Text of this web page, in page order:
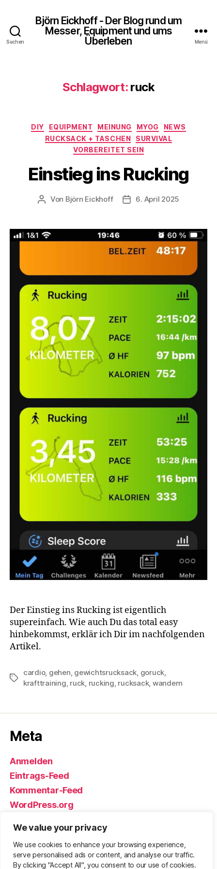
We value your privacy
We use cookies to enhance your browsing experience,
serve personalised ads or content, and analyse our traffic.
By clicking "Accept All", you consent to our use of cookies.
Suchen
Björn Eickhoff - Der Blog rund um
Messer, Equipment und ums
Überleben
Menü
Schlagwort: ruck
Kategorien
DIY EQUIPMENT MEINUNG MYOG
NEWS
RUCKSACK + TASCHEN
SURVIVAL
VORBEREITET SEIN
Einstieg ins Rucking
Beitragsautor
Von Björn Eickhoff Veröffentlichungsdatum
6. April 2025
Der Einstieg ins Rucking ist eigentlich
supereinfach. Wie auch Du das total easy
hinbekommst, erklär ich Dir im nachfolgenden
Artikel.
Schlagwörter
cardio, gehen gewichtsrucksack goruck
krafttraining ruck rucking rucksack, wandern
Meta
Anmelden
Eintrags-Feed
Kommentar-Feed
WordPress.org
© 2026Björn Eickhoff – Der Blog
rund um Messer, Equipment und ums
Nach oben